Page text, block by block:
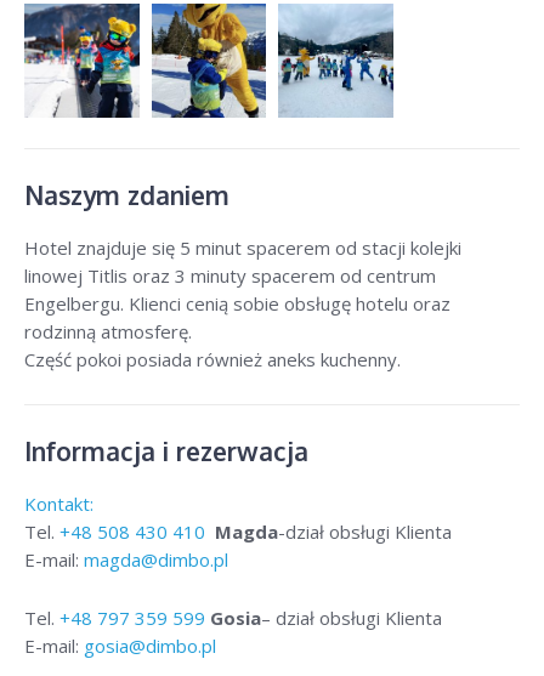
Naszym zdaniem
Hotel znajduje się 5 minut spacerem od stacji kolejki
linowej Titlis oraz 3 minuty spacerem od centrum
Engelbergu. Klienci cenią sobie obsługę hotelu oraz
rodzinną atmosferę.
Część pokoi posiada również aneks kuchenny.
Informacja i rezerwacja
Kontakt:
Tel. +48 508 430 410 Magda-dział obsługi Klienta
E-mail: magda@dimbo.pl
Tel. +48 797 359 599 Gosia– dział obsługi Klienta
E-mail: gosia@dimbo.pl